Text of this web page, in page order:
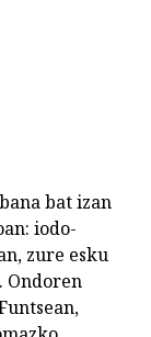
bat izan
iodo-
zure esku
Ondoren